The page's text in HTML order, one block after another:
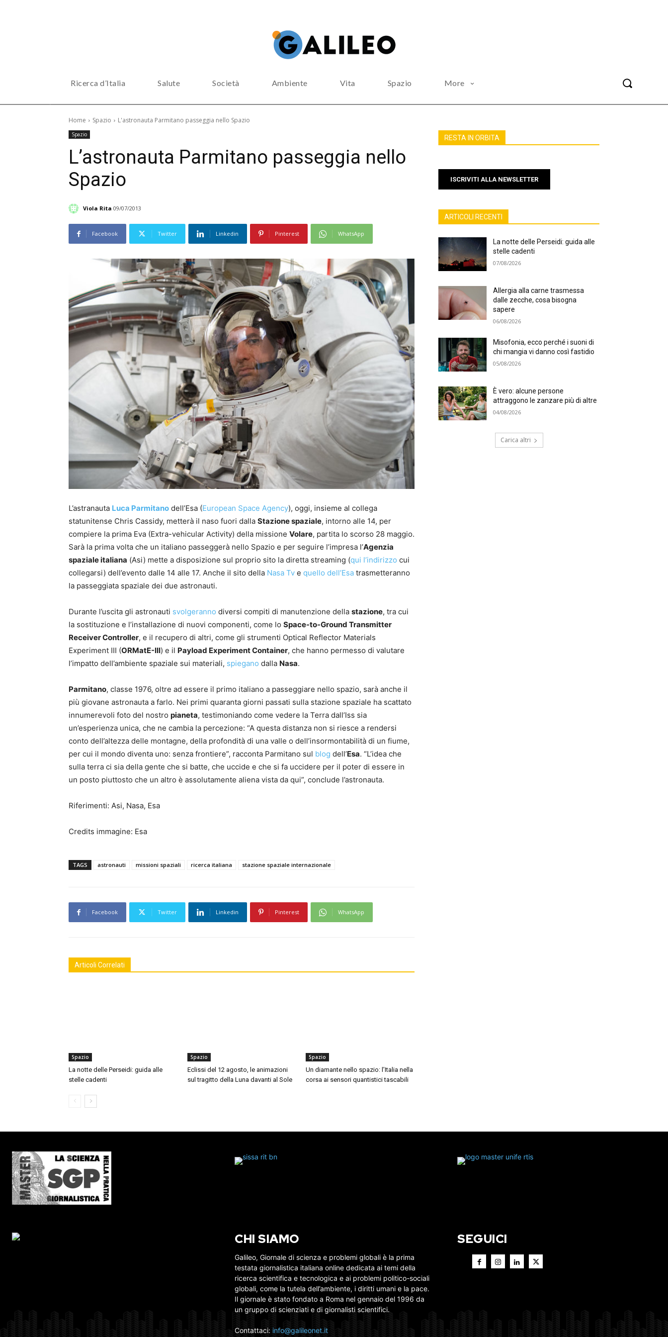
Ricerca d’Italia Salute Società Ambiente Vita Spazio More
Home Spazio L'astronauta Parmitano passeggia nello Spazio
Spazio
L’astronauta Parmitano passeggia nello
Spazio
Viola Rita 09/07/2013
Facebook Twitter Linkedin Pinterest WhatsApp
L’astranauta Luca Parmitano dell’Esa (European Space Agency), oggi, insieme al collega
statunitense Chris Cassidy, metterà il naso fuori dalla Stazione spaziale, intorno alle 14, per
compiere la prima Eva (Extra-vehicular Activity) della missione Volare, partita lo scorso 28 maggio.
Sarà la prima volta che un italiano passeggerà nello Spazio e per seguire l’impresa l’Agenzia
spaziale italiana (Asi) mette a disposizione sul proprio sito la diretta streaming (qui l’indirizzo cui
collegarsi) dell’evento dalle 14 alle 17. Anche il sito della Nasa Tv e quello dell’Esa trasmetteranno
la passeggiata spaziale dei due astronauti.
Durante l’uscita gli astronauti svolgeranno diversi compiti di manutenzione della stazione, tra cui
la sostituzione e l’installazione di nuovi componenti, come lo Space-to-Ground Transmitter
Receiver Controller, e il recupero di altri, come gli strumenti Optical Reflector Materials
Experiment III (ORMatE-III) e il Payload Experiment Container, che hanno permesso di valutare
l’impatto dell’ambiente spaziale sui materiali, spiegano dalla Nasa.
Parmitano, classe 1976, oltre ad essere il primo italiano a passeggiare nello spazio, sarà anche il
più giovane astronauta a farlo. Nei primi quaranta giorni passati sulla stazione spaziale ha scattato
innumerevoli foto del nostro pianeta, testimoniando come vedere la Terra dall’Iss sia
un’esperienza unica, che ne cambia la percezione: “A questa distanza non si riesce a rendersi
conto dell’altezza delle montagne, della profondità di una valle o dell’insormontabilità di un fiume,
per cui il mondo diventa uno: senza frontiere”, racconta Parmitano sul blog dell’Esa. “L’idea che
sulla terra ci sia della gente che si batte, che uccide e che si fa uccidere per il poter di essere in
un posto piuttosto che un altro è assolutamente aliena vista da qui”, conclude l’astronauta.
Riferimenti: Asi, Nasa, Esa
Credits immagine: Esa
TAGS astronauti missioni spaziali ricerca italiana stazione spaziale internazionale
Facebook Twitter Linkedin Pinterest WhatsApp
Articoli Correlati
Spazio
La notte delle Perseidi: guida alle
stelle cadenti
Spazio
Eclissi del 12 agosto, le animazioni
sul tragitto della Luna davanti al Sole
Spazio
Un diamante nello spazio: l’Italia nella
corsa ai sensori quantistici tascabili
RESTA IN ORBITA
ISCRIVITI ALLA NEWSLETTER
ARTICOLI RECENTI
La notte delle Perseidi: guida alle
stelle cadenti
07/08/2026
Allergia alla carne trasmessa
dalle zecche, cosa bisogna
sapere
06/08/2026
Misofonia, ecco perché i suoni di
chi mangia vi danno così fastidio
05/08/2026
È vero: alcune persone
attraggono le zanzare più di altre
04/08/2026
Carica altri
CHI SIAMO
Galileo, Giornale di scienza e problemi globali è la prima
testata giornalistica italiana online dedicata ai temi della
ricerca scientifica e tecnologica e ai problemi politico-sociali
globali, come la tutela dell’ambiente, i diritti umani e la pace.
Il giornale è stato fondato a Roma nel gennaio del 1996 da
un gruppo di scienziati e di giornalisti scientifici.
Contattaci: info@galileonet.it
SEGUICI